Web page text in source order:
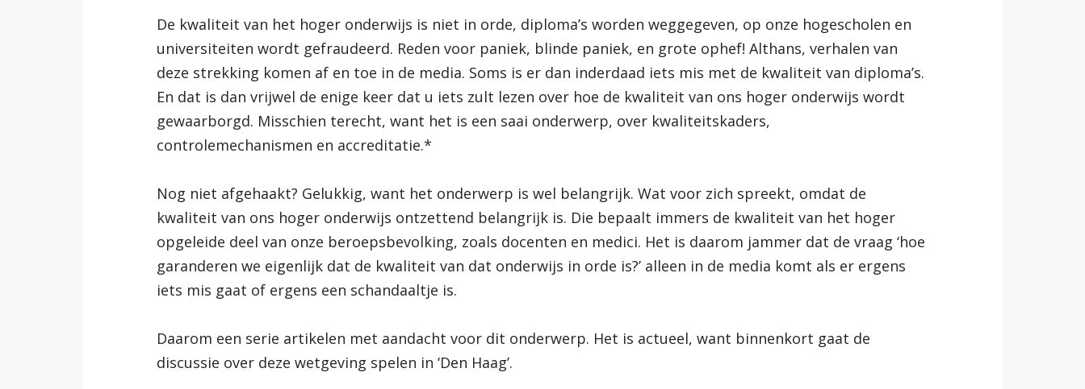
De kwaliteit van het hoger onderwijs is niet in orde, diploma’s worden weggegeven, op onze hogescholen en
universiteiten wordt gefraudeerd. Reden voor paniek, blinde paniek, en grote ophef! Althans, verhalen van
deze strekking komen af en toe in de media. Soms is er dan inderdaad iets mis met de kwaliteit van diploma’s.
En dat is dan vrijwel de enige keer dat u iets zult lezen over hoe de kwaliteit van ons hoger onderwijs wordt
gewaarborgd. Misschien terecht, want het is een saai onderwerp, over kwaliteitskaders,
controlemechanismen en accreditatie.*
Nog niet afgehaakt? Gelukkig, want het onderwerp is wel belangrijk. Wat voor zich spreekt, omdat de
kwaliteit van ons hoger onderwijs ontzettend belangrijk is. Die bepaalt immers de kwaliteit van het hoger
opgeleide deel van onze beroepsbevolking, zoals docenten en medici. Het is daarom jammer dat de vraag ‘hoe
garanderen we eigenlijk dat de kwaliteit van dat onderwijs in orde is?’ alleen in de media komt als er ergens
iets mis gaat of ergens een schandaaltje is.
Daarom een serie artikelen met aandacht voor dit onderwerp. Het is actueel, want binnenkort gaat de
discussie over deze wetgeving spelen in ‘Den Haag’.